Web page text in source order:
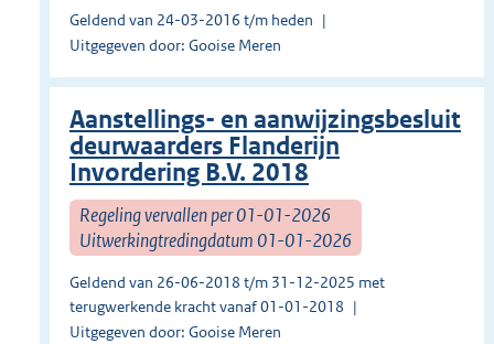
Geldend van 24-03-2016 t/m heden
Uitgegeven door: Gooise Meren
Aanstellings- en aanwijzingsbesluit
deurwaarders Flanderijn
Invordering B.V. 2018
Regeling vervallen per 01-01-2026
Uitwerkingtredingdatum 01-01-2026
Geldend van 26-06-2018 t/m 31-12-2025 met
terugwerkende kracht vanaf 01-01-2018
Uitgegeven door: Gooise Meren